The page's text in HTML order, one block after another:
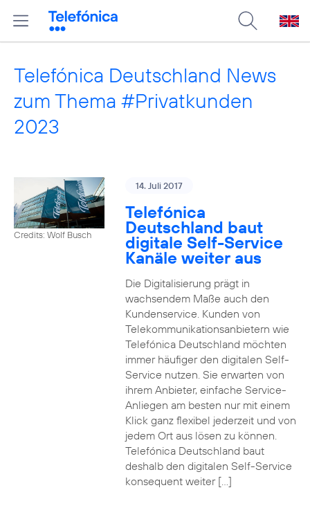
Telefónica Deutschland News
zum Thema #Privatkunden
2023
Credits: Wolf Busch
14. Juli 2017
Telefónica
Deutschland baut
digitale Self-Service
Kanäle weiter aus
Die Digitalisierung prägt in
wachsendem Maße auch den
Kundenservice. Kunden von
Telekommunikationsanbietern wie
Telefónica Deutschland möchten
immer häufiger den digitalen Self-
Service nutzen. Sie erwarten von
ihrem Anbieter, einfache Service-
Anliegen am besten nur mit einem
Klick ganz flexibel jederzeit und von
jedem Ort aus lösen zu können.
Telefónica Deutschland baut
deshalb den digitalen Self-Service
konsequent weiter […]